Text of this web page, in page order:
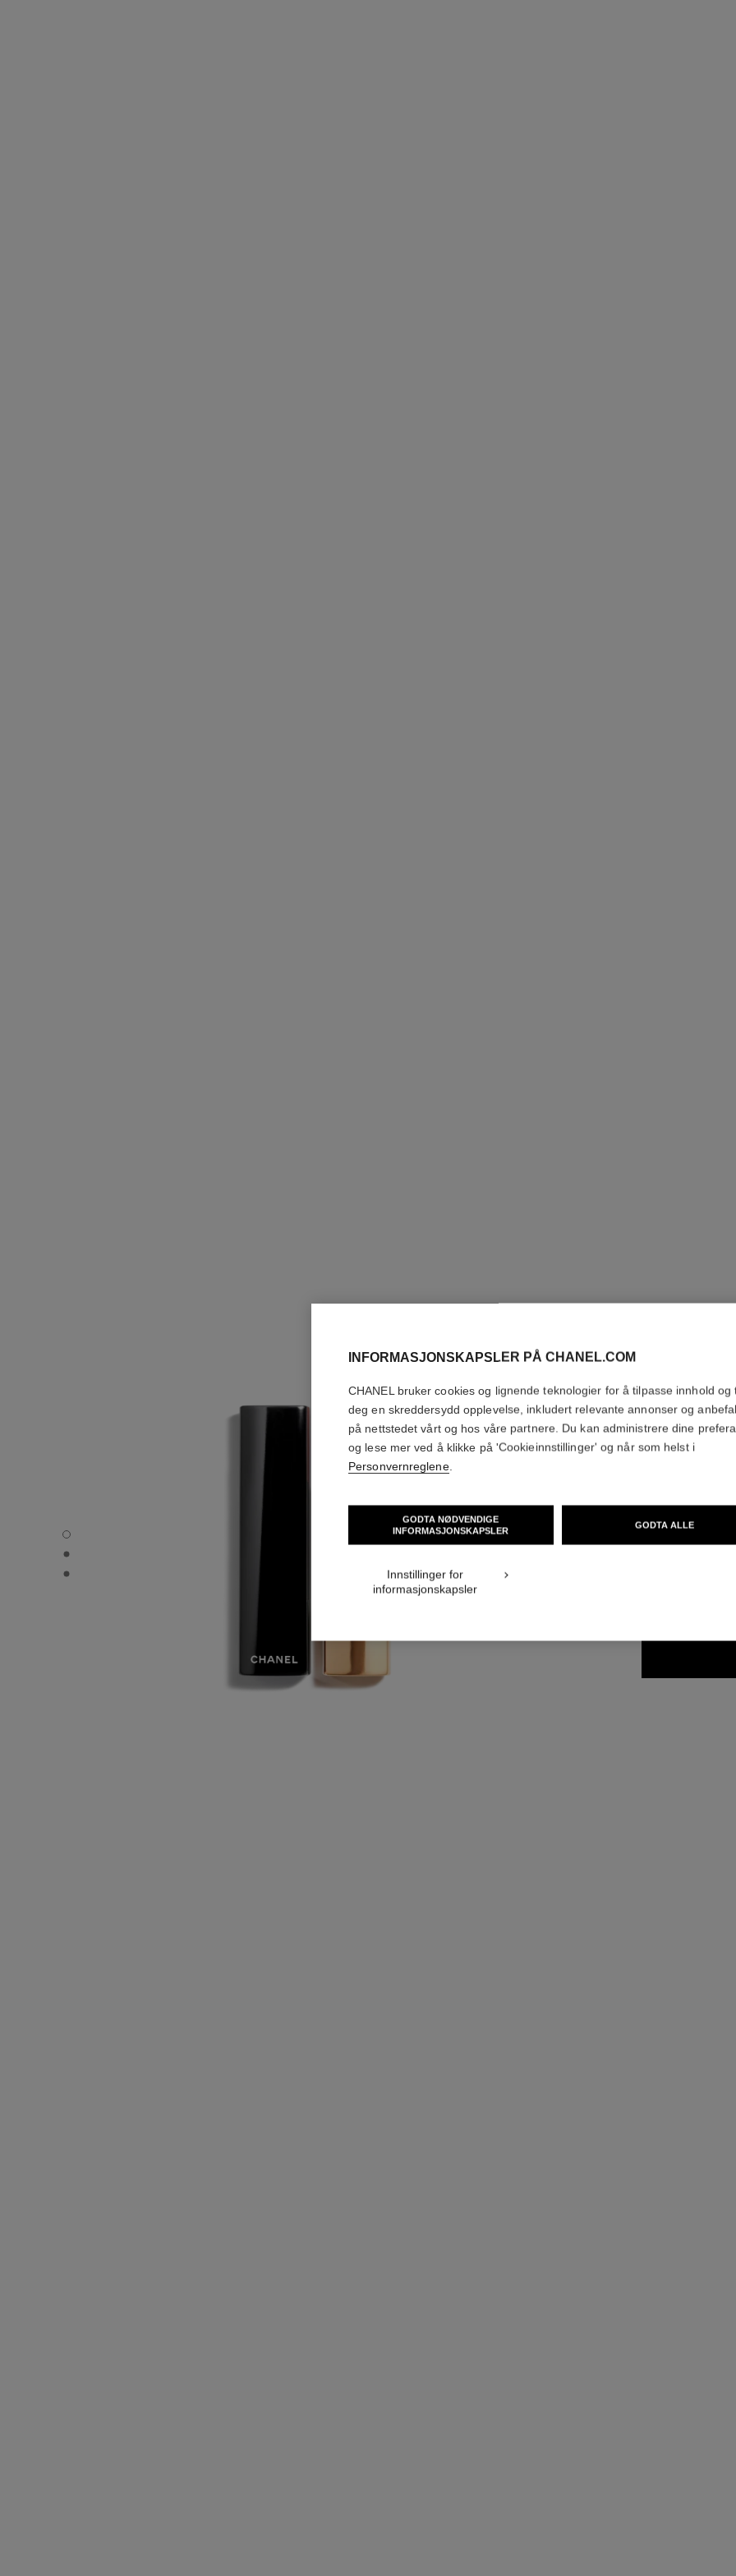
ROUGE ALLURE VELVET - Standardvisning
ROUGE ALLURE VELVET - Alternativ visning 1
ROUGE ALLURE VELVET - Grunnleggende teksturvisning
ROUGE
Strålende Matt
Flere detaljer
NOK 640
INFORMASJONSKAPSLER PÅ CHANEL.COM
CHANEL bruker cookies og lignende teknologier for å tilpasse innhold og
deg en skreddersydd opplevelse, inkludert relevante annonser og
på nettstedet vårt og hos våre partnere. Du kan administrere dine
og lese mer ved å klikke på 'Cookieinnstillinger' og når som helst i
Personvernreglene.
GODTA NØDVENDIGE
INFORMASJONSKAPSLER
GODTA ALLE
Innstillinger for
informasjonskapsler